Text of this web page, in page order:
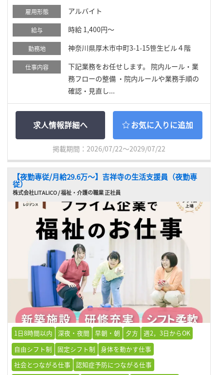
雇用形態 アルバイト
給与 時給 1,400円～
勤務地 神奈川県厚木市中町3-1-15笹生ビル４階
仕事内容
下記業務をお任せします。 院内ルール・業
務フローの整備 ・院内ルールや業務手順の
確認・見直し...
求人情報詳細へ お気に入りに追加
掲載期間：2026/07/22～2029/07/22
【夜勤専従/月給29.6万〜】吉祥寺の生活支援員（夜勤専
従）
株式会社LITALICO / 福祉・介護の職業 正社員
1日8時間以内 深夜・夜間 早朝・朝 夕方
週2，3日からOK
自由シフト制
固定シフト制
身体を動かす仕事
社会とつながる仕事
認知症予防につながる仕事